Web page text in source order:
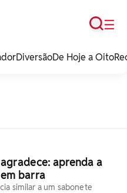
☰
Busca
DiversãoDe Hoje a Oito
aprenda a
barra
similar a um sabonete